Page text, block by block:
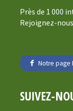
Près de 1 000
Rejoignez-
Notre page
SUIVEZ-